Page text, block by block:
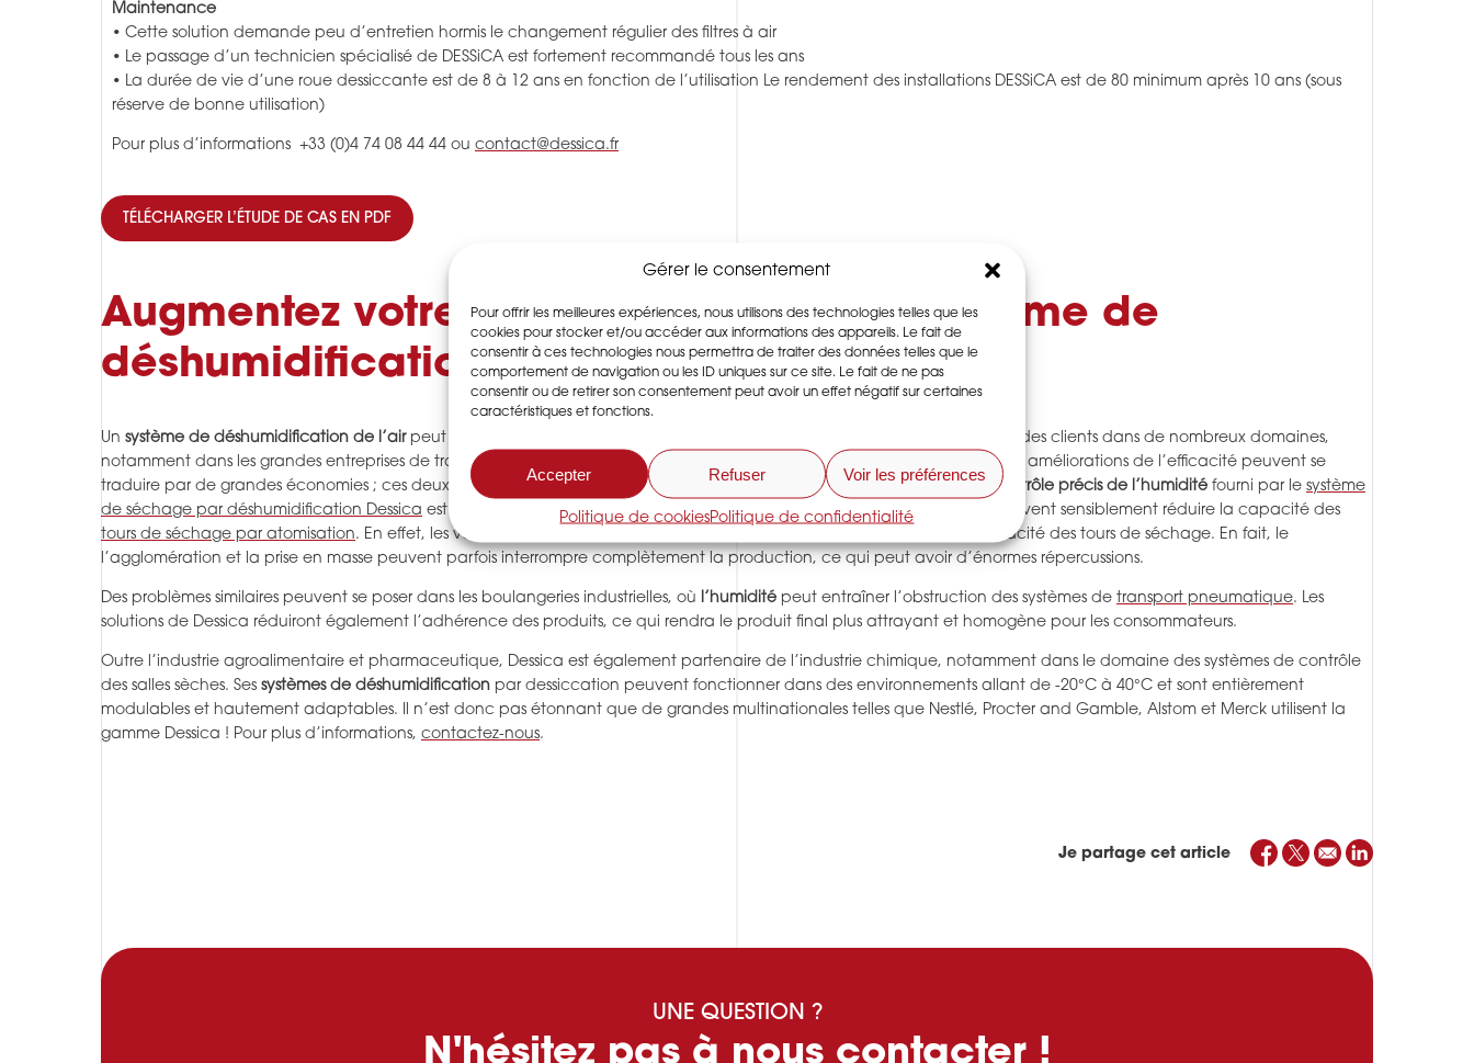
Gérer le consentement
Pour offrir les meilleures expériences, nous utilisons des technologies telles que les
cookies pour stocker et/ou accéder aux informations des appareils. Le fait de
consentir à ces technologies nous permettra de traiter des données telles que le
comportement de navigation ou les ID uniques sur ce site. Le fait de ne pas
consentir ou de retirer son consentement peut avoir un effet négatif sur certaines
caractéristiques et fonctions.
Accepter Refuser Voir les préférences
Politique de cookiesPolitique de confidentialité
Maintenance
• Cette solution demande peu d’entretien hormis le changement régulier des filtres à air
• Le passage d’un technicien spécialisé de DESSiCA est fortement recommandé tous les ans
• La durée de vie d’une roue dessiccante est de 8 à 12 ans en fonction de l’utilisation Le rendement des installations DESSiCA est de 80 minimum après 10 ans (sous
réserve de bonne utilisation)
Pour plus d’informations +33 (0)4 74 08 44 44 ou contact@dessica.fr
TÉLÉCHARGER L’ÉTUDE DE CAS EN PDF
Augmentez votre rentabilité grâce au système de
déshumidification d’air de Dessica
Un système de déshumidification de l’airpeut améliorer les résultats d’une entreprise de bien des façons. Dessica compte des clients dans de nombreux domaines,
notamment dans les grandes entreprises de transformation agroalimentaire et les sociétés pharmaceutiques, où de petites améliorations de l’efficacité peuvent se
traduire par de grandes économies ; ces deux secteurs utilisent largement le processus de séchage par adsorption. Le
contrôle précis de l’humidité fourni par le système
de séchage par déshumidification Dessica est particulièrement important, car les variations saisonnières de l’humidité peuvent sensiblement réduire la capacité des
tours de séchage par atomisation. En effet, les variations saisonnières de l’humidité peuvent réduire sensiblement la capacité des tours de séchage. En fait, le
l’agglomération et la prise en masse peuvent parfois interrompre complètement la production, ce qui peut avoir d’énormes répercussions.
Des problèmes similaires peuvent se poser dans les boulangeries industrielles, où l’humidité peut entraîner l’obstruction des systèmes de transport pneumatique. Les
solutions de Dessica réduiront également l’adhérence des produits, ce qui rendra le produit final plus attrayant et homogène pour les consommateurs.
Outre l’industrie agroalimentaire et pharmaceutique, Dessica est également partenaire de l’industrie chimique, notamment dans le domaine des systèmes de contrôle
des salles sèches. Ses systèmes de déshumidification par dessiccation peuvent fonctionner dans des environnements allant de -20°C à 40°C et sont entièrement
modulables et hautement adaptables. Il n’est donc pas étonnant que de grandes multinationales telles que Nestlé, Procter and Gamble, Alstom et Merck utilisent la
gamme Dessica ! Pour plus d’informations, contactez-nous.
Je partage cet article
UNE QUESTION ?
N'hésitez pas à nous contacter !